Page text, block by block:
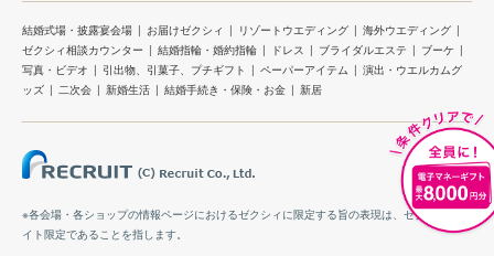
結婚式場・披露宴会場 お届けゼクシィ リゾートウエディング
海外ウエディング
ゼクシィ相談カウンター
結婚指輪・婚約指輪 ドレス ブライダルエステ
ブーケ
写真・ビデオ
引出物、引菓子、プチギフト ペーパーアイテム
演出・ウエルカムグ
ッズ
二次会 新婚生活 結婚手続き・保険・お金 新居
※各会場・各ショップの情報ページにおけるゼクシィに限定する旨の表現は、ゼクシィのサ
イト限定であることを指します。